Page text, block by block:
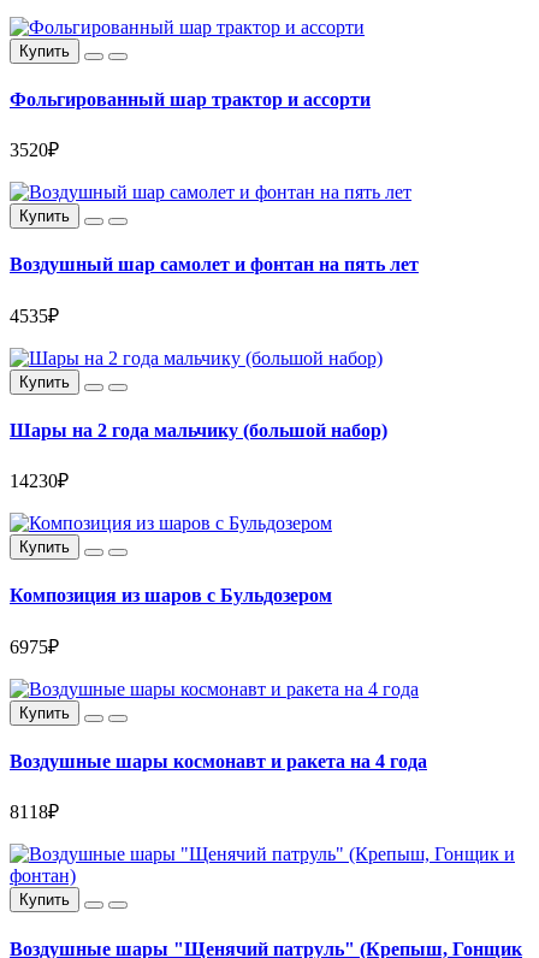
Купить
Фольгированный шар трактор и ассорти
3520₽
Купить
Воздушный шар самолет и фонтан на пять лет
4535₽
Купить
Шары на 2 года мальчику (большой набор)
14230₽
Купить
Композиция из шаров с Бульдозером
6975₽
Купить
Воздушные шары космонавт и ракета на 4 года
8118₽
Купить
Воздушные шары "Щенячий патруль" (Крепыш, Гонщик